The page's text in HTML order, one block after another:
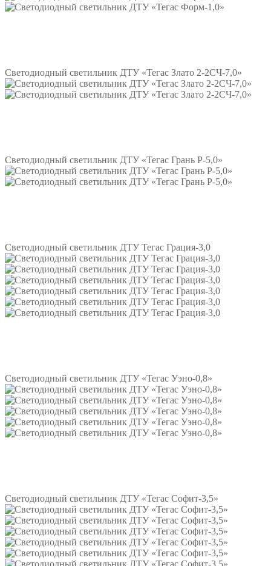
Светодиодный светильник ДТУ «Тегас Злато 2-2СЧ-7,0»
Светодиодный светильник ДТУ «Тегас Грань Р-5,0»
Светодиодный светильник ДТУ Тегас Грация-3,0
Светодиодный светильник ДТУ «Тегас Уэно-0,8»
Светодиодный светильник ДТУ «Тегас Софит-3,5»